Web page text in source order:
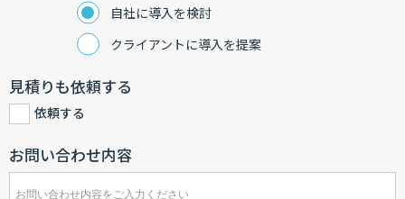
自社に導入を検討
クライアントに導入を提案
見積りも依頼する
依頼する
お問い合わせ内容